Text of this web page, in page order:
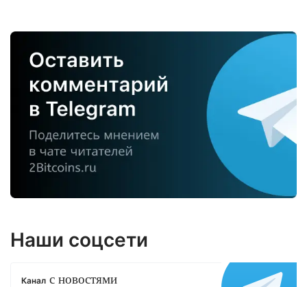
Наши соцсети
Канал с новостями